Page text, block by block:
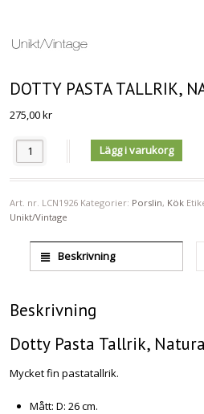
DOTTY PASTA TALLRIK,
275,00kr
Antal Lägg i varukorg
Art. nr. LCN1926 Kategorier: Porslin, Kök
Unikt/Vintage
Beskrivning
Beskrivning
Dotty Pasta Tallrik,
Mycket fin pastatallrik.
Mått: D: 26 cm.